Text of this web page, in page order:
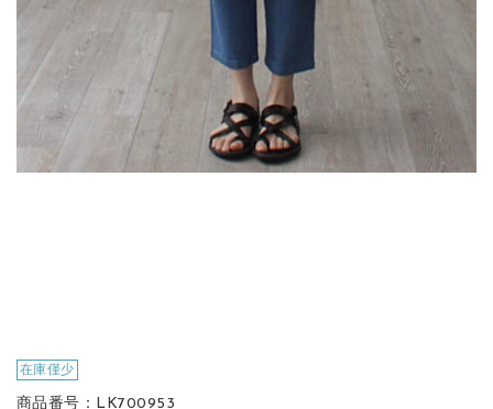
在庫僅少
商品番号：LK700953